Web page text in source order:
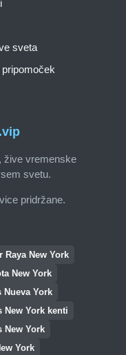
žive vremenske
svetu.
pridržane.
sveta
Raya New York
New York
Nueva York
New York kenti
New York
York